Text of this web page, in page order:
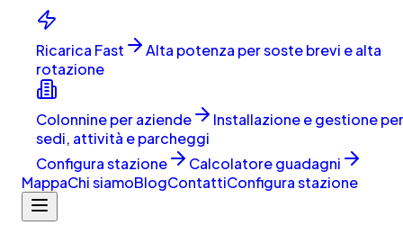
Ricarica Fast
Alta potenza per soste brevi e alta
rotazione
Colonnine per aziende
Installazione e gestione per
sedi, attività e parcheggi
Configura stazione
Calcolatore guadagni
MappaChi siamoBlogContattiConfigura stazione